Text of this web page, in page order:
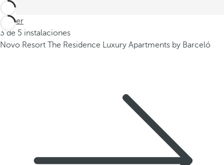
Volver
3 de 5 instalaciones
Novo Resort The Residence Luxury Apartments by Barceló